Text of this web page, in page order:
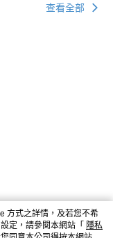
查看全部
方式之詳情，及若您不希
定，請參閱本網站「 隱私